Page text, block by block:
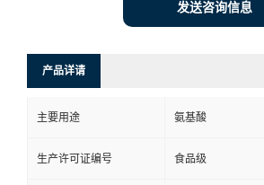
发送咨询信息
产品详请
主要用途 氨基酸
生产许可证编号 食品级